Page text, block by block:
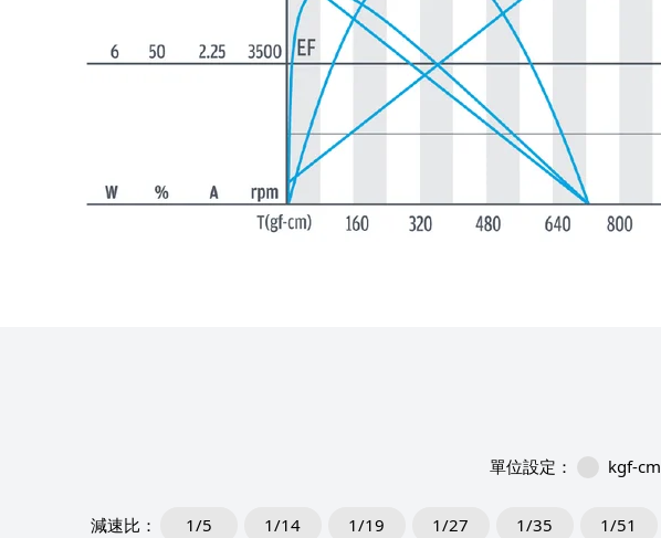
kgf-cm
1/5 1/14 1/19 1/27 1/35 1/51